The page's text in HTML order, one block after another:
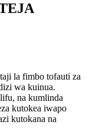
la fimbo tofauti za
wa kuinua.
na kumlinda
kutokea iwapo
kutokana na